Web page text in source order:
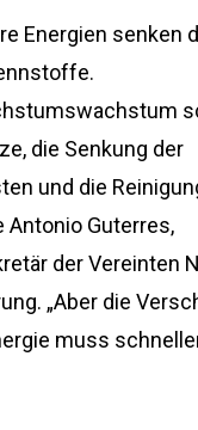
Energien senken
die Senkung der
und die
Antonio Guterres,
der Vereinten
„Aber die
muss